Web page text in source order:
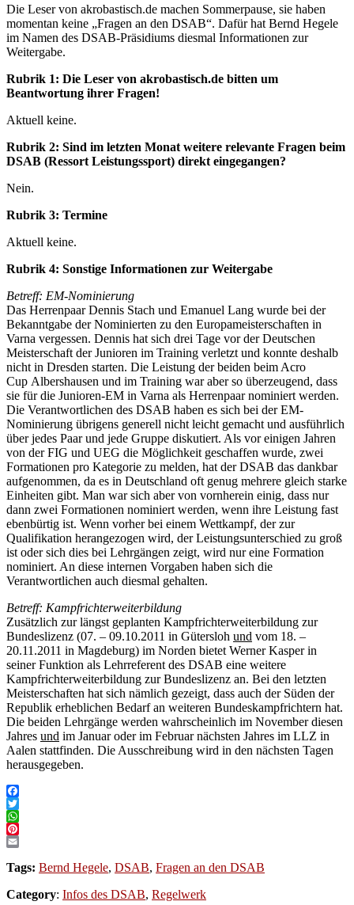
Die Leser von akrobastisch.de machen Sommerpause, sie haben
momentan keine „Fragen an den DSAB“. Dafür hat Bernd Hegele
im Namen des DSAB-Präsidiums diesmal Informationen zur
Weitergabe.
Rubrik 1: Die Leser von akrobastisch.de bitten um
Beantwortung ihrer Fragen!
Aktuell keine.
Rubrik 2: Sind im letzten Monat weitere relevante Fragen beim
DSAB (Ressort Leistungssport) direkt eingegangen?
Nein.
Rubrik 3: Termine
Aktuell keine.
Rubrik 4: Sonstige Informationen zur Weitergabe
Betreff: EM-Nominierung
Das Herrenpaar Dennis Stach und Emanuel Lang wurde bei der
Bekanntgabe der Nominierten zu den Europameisterschaften in
Varna vergessen. Dennis hat sich drei Tage vor der Deutschen
Meisterschaft der Junioren im Training verletzt und konnte deshalb
nicht in Dresden starten. Die Leistung der beiden beim Acro
Cup Albershausen und im Training war aber so überzeugend, dass
sie für die Junioren-EM in Varna als Herrenpaar nominiert werden.
Die Verantwortlichen des DSAB haben es sich bei der EM-
Nominierung übrigens generell nicht leicht gemacht und ausführlich
über jedes Paar und jede Gruppe diskutiert. Als vor einigen Jahren
von der FIG und UEG die Möglichkeit geschaffen wurde, zwei
Formationen pro Kategorie zu melden, hat der DSAB das dankbar
aufgenommen, da es in Deutschland oft genug mehrere gleich starke
Einheiten gibt. Man war sich aber von vornherein einig, dass nur
dann zwei Formationen nominiert werden, wenn ihre Leistung fast
ebenbürtig ist. Wenn vorher bei einem Wettkampf, der zur
Qualifikation herangezogen wird, der Leistungsunterschied zu groß
ist oder sich dies bei Lehrgängen zeigt, wird nur eine Formation
nominiert. An diese internen Vorgaben haben sich die
Verantwortlichen auch diesmal gehalten.
Betreff: Kampfrichterweiterbildung
Zusätzlich zur längst geplanten Kampfrichterweiterbildung zur
Bundeslizenz (07. – 09.10.2011 in Gütersloh und vom 18. –
20.11.2011 in Magdeburg) im Norden bietet Werner Kasper in
seiner Funktion als Lehrreferent des DSAB eine weitere
Kampfrichterweiterbildung zur Bundeslizenz an. Bei den letzten
Meisterschaften hat sich nämlich gezeigt, dass auch der Süden der
Republik erheblichen Bedarf an weiteren Bundeskampfrichtern hat.
Die beiden Lehrgänge werden wahrscheinlich im November diesen
Jahres und im Januar oder im Februar nächsten Jahres im LLZ in
Aalen stattfinden. Die Ausschreibung wird in den nächsten Tagen
herausgegeben.
Facebook
Twitter
WhatsApp
Pinterest
Tags: Bernd Hegele, DSAB, Fragen an den DSAB
Category: Infos des DSAB, Regelwerk